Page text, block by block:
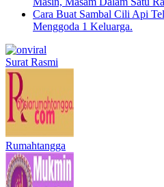
Cara Buat Sambal Cili Api
Menggoda 1 Keluarga.
Surat Rasmi
Rumahtangga